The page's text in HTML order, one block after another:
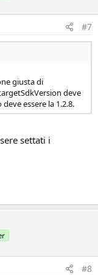
#7
giusta di
deve
essere la 1.2.8.
settati i
#8